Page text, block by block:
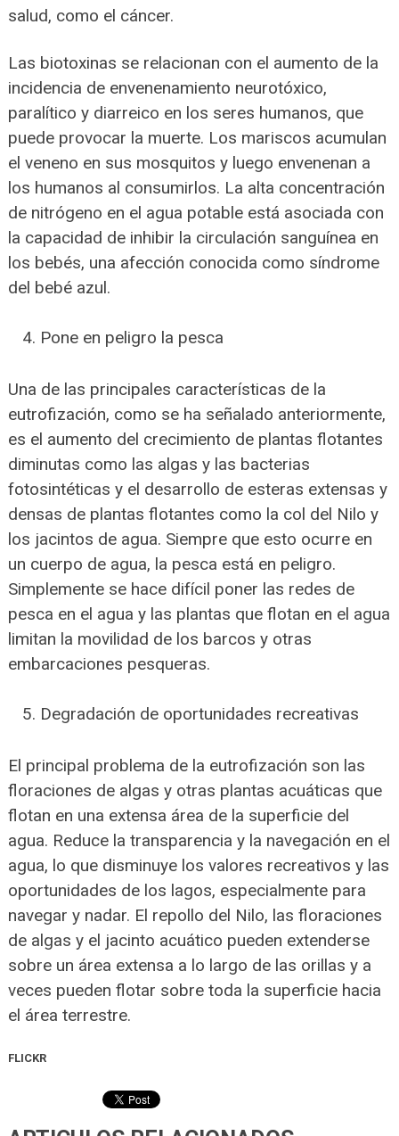
salud, como el cáncer.
Las biotoxinas se relacionan con el aumento de la
incidencia de envenenamiento neurotóxico,
paralítico y diarreico en los seres humanos, que
puede provocar la muerte. Los mariscos acumulan
el veneno en sus mosquitos y luego envenenan a
los humanos al consumirlos. La alta concentración
de nitrógeno en el agua potable está asociada con
la capacidad de inhibir la circulación sanguínea en
los bebés, una afección conocida como síndrome
del bebé azul.
Pone en peligro la pesca
Una de las principales características de la
eutrofización, como se ha señalado anteriormente,
es el aumento del crecimiento de plantas flotantes
diminutas como las algas y las bacterias
fotosintéticas y el desarrollo de esteras extensas y
densas de plantas flotantes como la col del Nilo y
los jacintos de agua. Siempre que esto ocurre en
un cuerpo de agua, la pesca está en peligro.
Simplemente se hace difícil poner las redes de
pesca en el agua y las plantas que flotan en el agua
limitan la movilidad de los barcos y otras
embarcaciones pesqueras.
Degradación de oportunidades recreativas
El principal problema de la eutrofización son las
floraciones de algas y otras plantas acuáticas que
flotan en una extensa área de la superficie del
agua. Reduce la transparencia y la navegación en el
agua, lo que disminuye los valores recreativos y las
oportunidades de los lagos, especialmente para
navegar y nadar. El repollo del Nilo, las floraciones
de algas y el jacinto acuático pueden extenderse
sobre un área extensa a lo largo de las orillas y a
veces pueden flotar sobre toda la superficie hacia
el área terrestre.
FLICKR